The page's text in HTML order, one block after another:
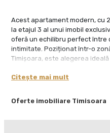
Oferte imobiliare Timisoara
Acest apartament modern, cu
la etajul 3 al unui imobil
oferă un echilibru perfect
intimitate. Poziționat într-o
Timișoara, este alegerea
Compartimentare:
Citește mai mult